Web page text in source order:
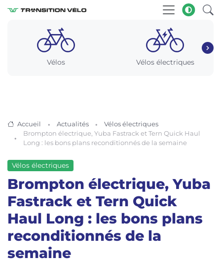
Vélos Vélos électriques
Accueil Actualités
Vélos électriques
Brompton électrique, Yuba Fastrack et Tern Quick Haul
Long : les bons plans reconditionnés de la semaine
Vélos électriques
Brompton électrique, Yuba
Fastrack et Tern Quick
Haul Long : les bons plans
reconditionnés de la
semaine